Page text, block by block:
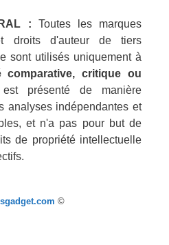
: Toutes les marques
droits d'auteur de tiers
sont utilisés uniquement à
comparative, critique ou
présenté de manière
analyses indépendantes et
et n'a pas pour but de
de propriété intellectuelle
©